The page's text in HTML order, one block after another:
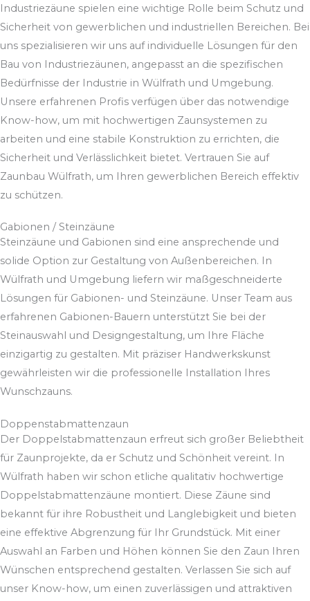
Industriezäune spielen eine wichtige Rolle beim Schutz und
Sicherheit von gewerblichen und industriellen Bereichen. Bei
uns spezialisieren wir uns auf individuelle Lösungen für den
Bau von Industriezäunen, angepasst an die spezifischen
Bedürfnisse der Industrie in Wülfrath und Umgebung.
Unsere erfahrenen Profis verfügen über das notwendige
Know-how, um mit hochwertigen Zaunsystemen zu
arbeiten und eine stabile Konstruktion zu errichten, die
Sicherheit und Verlässlichkeit bietet. Vertrauen Sie auf
Zaunbau Wülfrath, um Ihren gewerblichen Bereich effektiv
zu schützen.
Gabionen / Steinzäune
Steinzäune und Gabionen sind eine ansprechende und
solide Option zur Gestaltung von Außenbereichen. In
Wülfrath und Umgebung liefern wir maßgeschneiderte
Lösungen für Gabionen- und Steinzäune. Unser Team aus
erfahrenen Gabionen-Bauern unterstützt Sie bei der
Steinauswahl und Designgestaltung, um Ihre Fläche
einzigartig zu gestalten. Mit präziser Handwerkskunst
gewährleisten wir die professionelle Installation Ihres
Wunschzauns.
Doppenstabmattenzaun
Der Doppelstabmattenzaun erfreut sich großer Beliebtheit
für Zaunprojekte, da er Schutz und Schönheit vereint. In
Wülfrath haben wir schon etliche qualitativ hochwertige
Doppelstabmattenzäune montiert. Diese Zäune sind
bekannt für ihre Robustheit und Langlebigkeit und bieten
eine effektive Abgrenzung für Ihr Grundstück. Mit einer
Auswahl an Farben und Höhen können Sie den Zaun Ihren
Wünschen entsprechend gestalten. Verlassen Sie sich auf
unser Know-how, um einen zuverlässigen und attraktiven